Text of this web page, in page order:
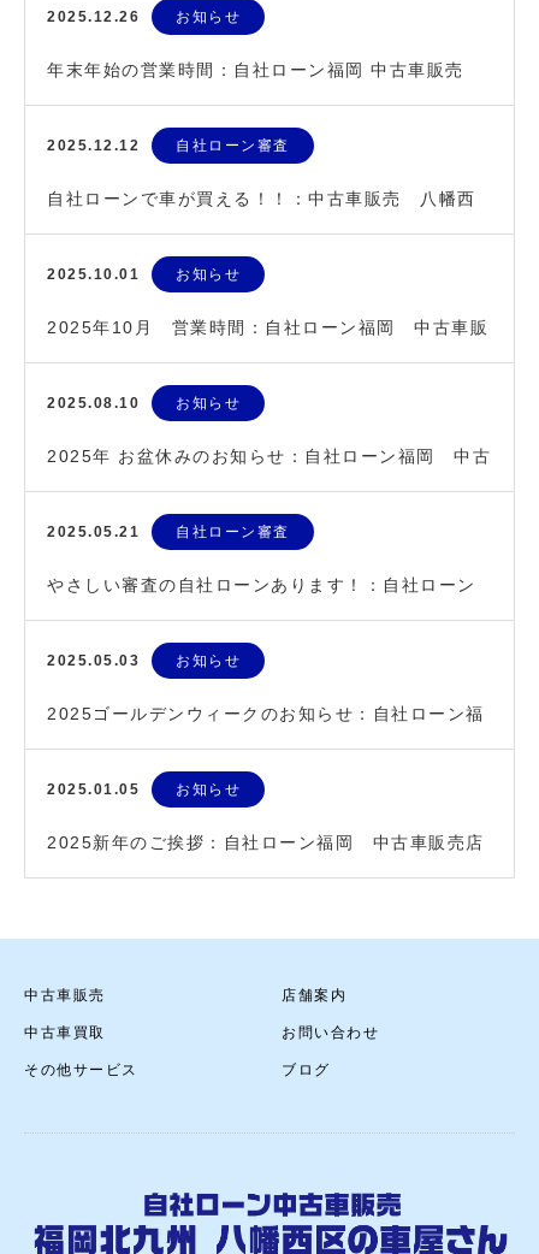
の車屋さん
2025.12.26 お知らせ
年末年始の営業時間：自社ローン福岡 中古車販売
2025.12.12 自社ローン審査
自社ローンで車が買える！！：中古車販売 八幡西
区の車屋さん
2025.10.01 お知らせ
2025年10月 営業時間：自社ローン福岡 中古車販
売
2025.08.10 お知らせ
2025年 お盆休みのお知らせ：自社ローン福岡 中古
車販売
2025.05.21 自社ローン審査
やさしい審査の自社ローンあります！：自社ローン
福岡 中古車販売
2025.05.03 お知らせ
2025ゴールデンウィークのお知らせ：自社ローン福
岡 中古車販売
2025.01.05 お知らせ
2025新年のご挨拶：自社ローン福岡 中古車販売店
中古車販売
中古車買取
その他サービス
店舗案内
お問い合わせ
ブログ